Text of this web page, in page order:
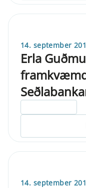
14. september
Erla
14. september